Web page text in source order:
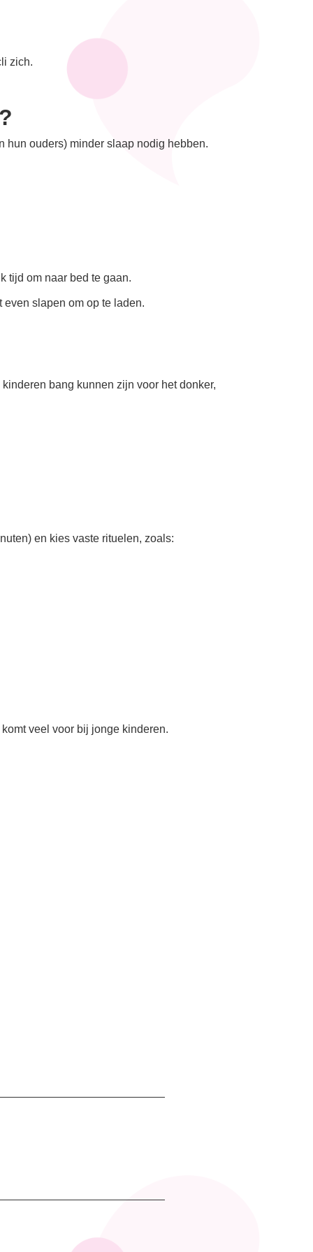
zich.
hun ouders) minder slaap nodig hebben.
tijd om naar bed te gaan.
slapen om op te laden.
bang kunnen zijn voor het donker,
en kies vaste rituelen, zoals:
veel voor bij jonge kinderen.